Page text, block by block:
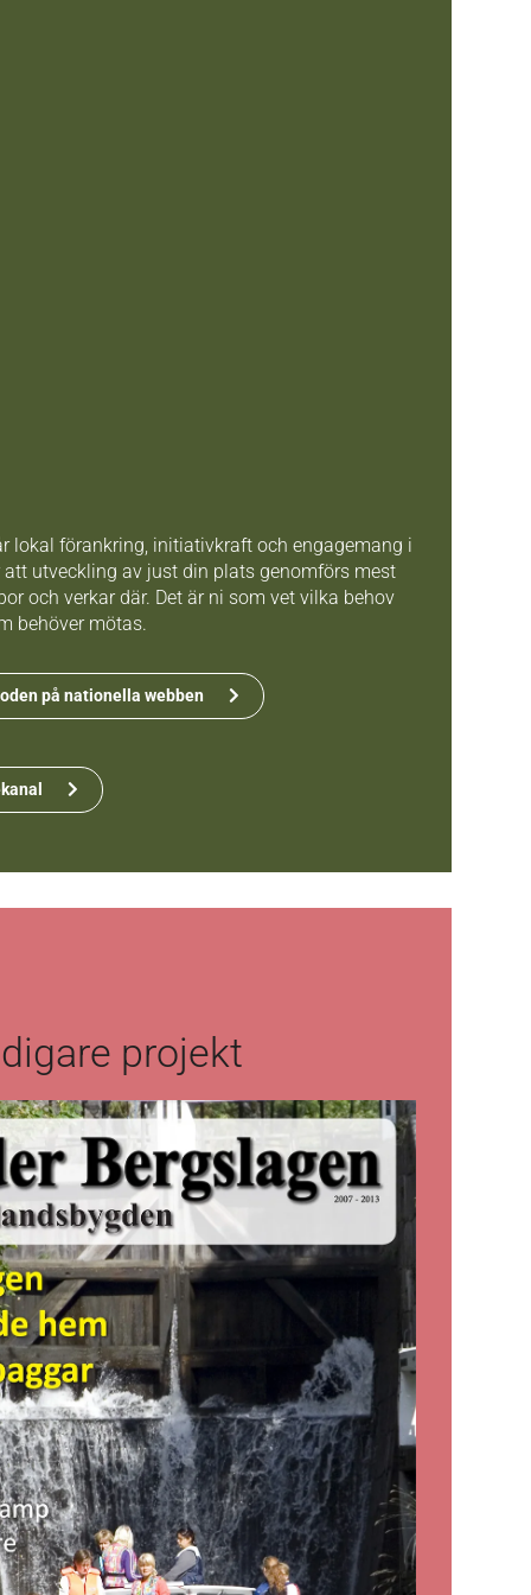
lokal förankring, initiativkraft och engagemang i
att utveckling av just din plats genomförs mest
och verkar där. Det är ni som vet vilka behov
behöver mötas.
på nationella webben
projekt